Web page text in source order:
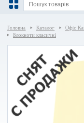
Головна Каталог Офіс
Блокноти класичні